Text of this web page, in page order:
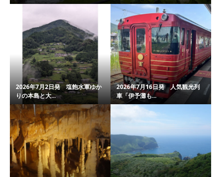
2026年7月2日発 塩飽水軍ゆか
りの本島と大...
2026年7月16日発 人気観光列
車「伊予灘も...